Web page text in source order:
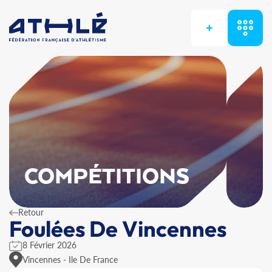
+
COMPÉTITIONS
Retour
Foulées De Vincennes
8 Février 2026
Vincennes - Ile De France